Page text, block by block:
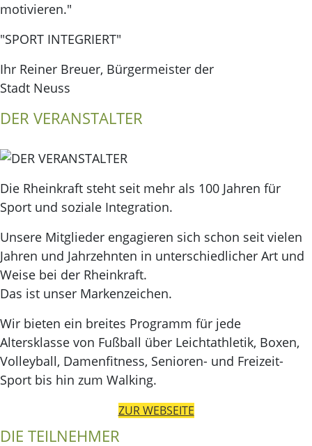
motivieren."
"SPORT INTEGRIERT"
Ihr Reiner Breuer, Bürgermeister der
Stadt Neuss
DER VERANSTALTER
Die Rheinkraft steht seit mehr als 100 Jahren für
Sport und soziale Integration.
Unsere Mitglieder engagieren sich schon seit vielen
Jahren und Jahrzehnten in unterschiedlicher Art und
Weise bei der Rheinkraft.
Das ist unser Markenzeichen.
Wir bieten ein breites Programm für jede
Altersklasse von Fußball über Leichtathletik, Boxen,
Volleyball, Damenfitness, Senioren- und Freizeit-
Sport bis hin zum Walking.
ZUR WEBSEITE
DIE TEILNEHMER